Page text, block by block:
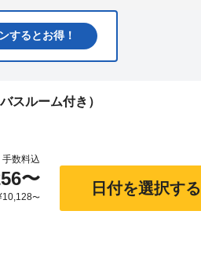
するとお得！
スルーム付き）
手数料込
〜
10,128〜
日付を選択する